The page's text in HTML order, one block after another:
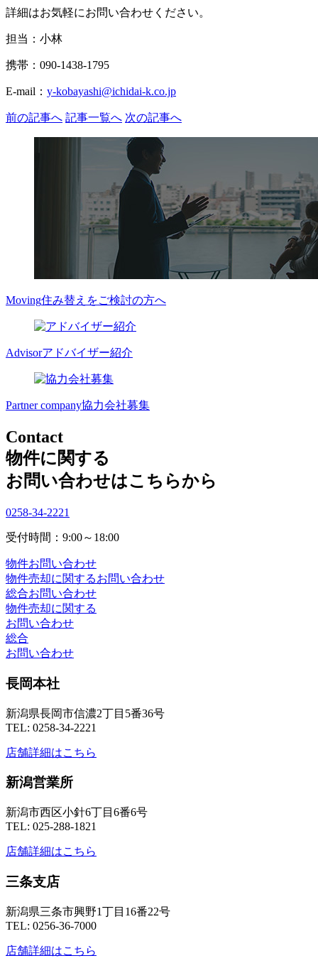
詳細はお気軽にお問い合わせください。
担当：小林
携帯：090-1438-1795
E-mail： y-kobayashi@ichidai-k.co.jp
前の記事へ 記事一覧へ 次の記事へ
Moving住み替えをご検討の方へ
Advisorアドバイザー紹介
Partner company協力会社募集
Contact
物件に関する
お問い合わせはこちらから
0258-34-2221
受付時間：9:00～18:00
物件お問い合わせ
物件売却に関するお問い合わせ
総合お問い合わせ
物件売却に関する
お問い合わせ
総合
お問い合わせ
長岡本社
新潟県長岡市信濃2丁目5番36号
TEL: 0258-34-2221
店舗詳細はこちら
新潟営業所
新潟市西区小針6丁目6番6号
TEL: 025-288-1821
店舗詳細はこちら
三条支店
新潟県三条市興野1丁目16番22号
TEL: 0256-36-7000
店舗詳細はこちら